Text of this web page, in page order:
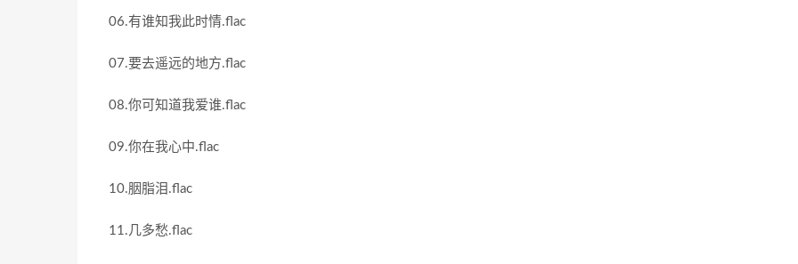
06.有谁知我此时情.flac
07.要去遥远的地方.flac
08.你可知道我爱谁.flac
09.你在我心中.flac
10.胭脂泪.flac
11.几多愁.flac